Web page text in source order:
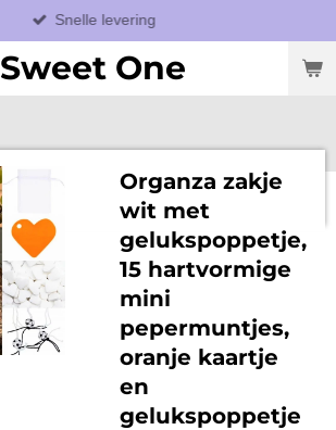
Sweet One
Snelle levering
Organza zakje
wit met
gelukspoppetje,
15 hartvormige
mini
pepermuntjes,
oranje kaartje
en
gelukspoppetje